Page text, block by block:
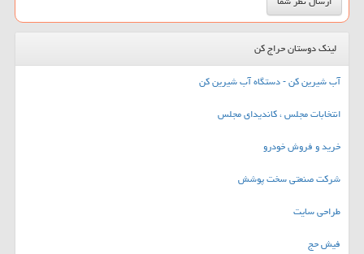
لینک دوستان حراج کن
آب شیرین کن - دستگاه آب شیرین کن
انتخابات مجلس ، کاندیدای مجلس
خرید و فروش خودرو
شرکت صنعتی سخت پوشش
طراحی سایت
فیش حج